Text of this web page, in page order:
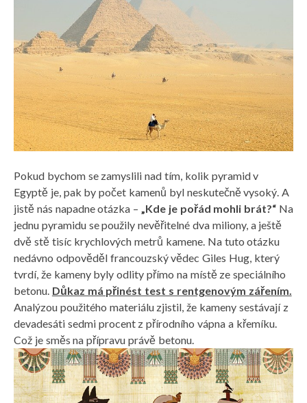
Pokud bychom se zamyslili nad tím, kolik pyramid v
Egyptě je, pak by počet kamenů byl neskutečně vysoký. A
jistě nás napadne otázka –
„Kde je pořád mohli brát?“ Na
jednu pyramidu se použily nevěřitelné dva miliony, a ještě
dvě stě tisíc krychlových metrů kamene. Na tuto otázku
nedávno odpověděl francouzský vědec Giles Hug, který
tvrdí, že kameny byly odlity přímo na místě ze speciálního
betonu. Důkaz má přinést test s rentgenovým zářením.
Analýzou použitého materiálu zjistil, že kameny sestávají z
devadesáti sedmi procent z přírodního vápna a křemíku.
Což je směs na přípravu právě betonu.